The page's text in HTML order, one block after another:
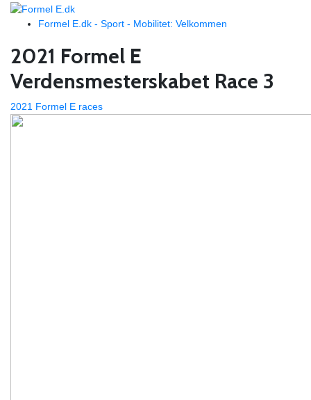
Formel E.dk - Sport - Mobilitet: Velkommen
2021 Formel E
Verdensmesterskabet Race 3
2021 Formel E races